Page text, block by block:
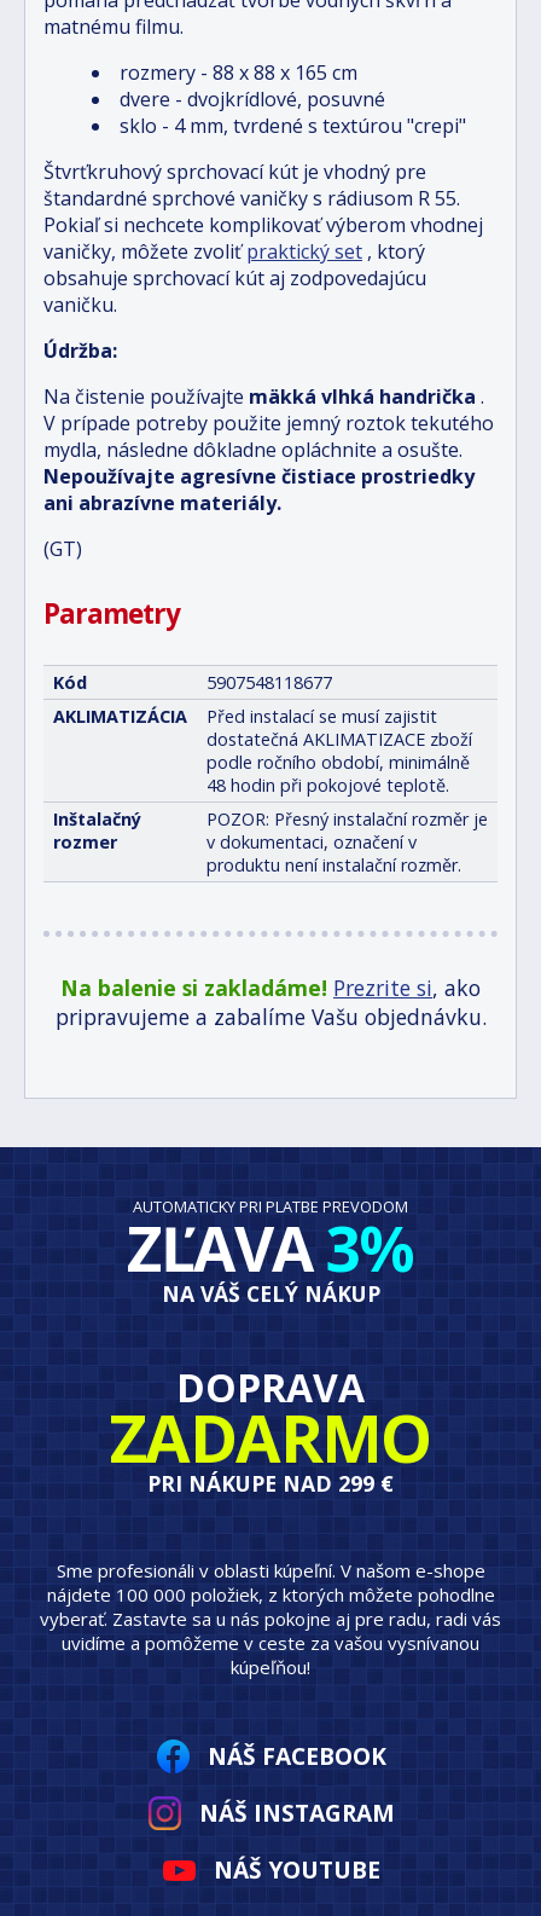
matnému filmu.
rozmery - 88 x 88 x 165 cm
dvere - dvojkrídlové, posuvné
sklo - 4 mm, tvrdené s textúrou "crepi"
Štvrťkruhový sprchovací kút je vhodný pre
štandardné sprchové vaničky s rádiusom R 55.
Pokiaľ si nechcete komplikovať výberom vhodnej
vaničky, môžete zvoliť praktický set , ktorý
obsahuje sprchovací kút aj zodpovedajúcu
vaničku.
Údržba:
Na čistenie používajte mäkká vlhká handrička .
V prípade potreby použite jemný roztok tekutého
mydla, následne dôkladne opláchnite a osušte.
Nepoužívajte agresívne čistiace prostriedky
ani abrazívne materiály.
(GT)
Parametry
Kód
5907548118677
AKLIMATIZÁCIA
Před instalací se musí zajistit
dostatečná AKLIMATIZACE zboží
podle ročního období, minimálně
48 hodin při pokojové teplotě.
Inštalačný
rozmer
POZOR: Přesný instalační rozměr je
v dokumentaci, označení v
produktu není instalační rozměr.
Na balenie si zakladáme! Prezrite si, ako
pripravujeme a zabalíme Vašu objednávku.
AUTOMATICKY PRI PLATBE PREVODOM
ZĽAVA3%
NA VÁŠ CELÝ NÁKUP
DOPRAVA
ZADARMO
PRI NÁKUPE NAD 299 €
Sme profesionáli v oblasti kúpeľní. V našom e-shope
nájdete 100 000 položiek, z ktorých môžete pohodlne
vyberať. Zastavte sa u nás pokojne aj pre radu, radi vás
uvidíme a pomôžeme v ceste za vašou vysnívanou
kúpeľňou!
NÁŠ FACEBOOK
NÁŠ INSTAGRAM
NÁŠ YOUTUBE